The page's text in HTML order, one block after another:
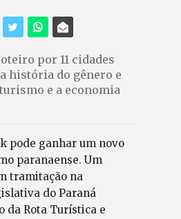
por 11 cidades
história do gênero e
e a economia
pode ganhar um novo
paranaense. Um
tramitação na
do Paraná
da Rota Turística e